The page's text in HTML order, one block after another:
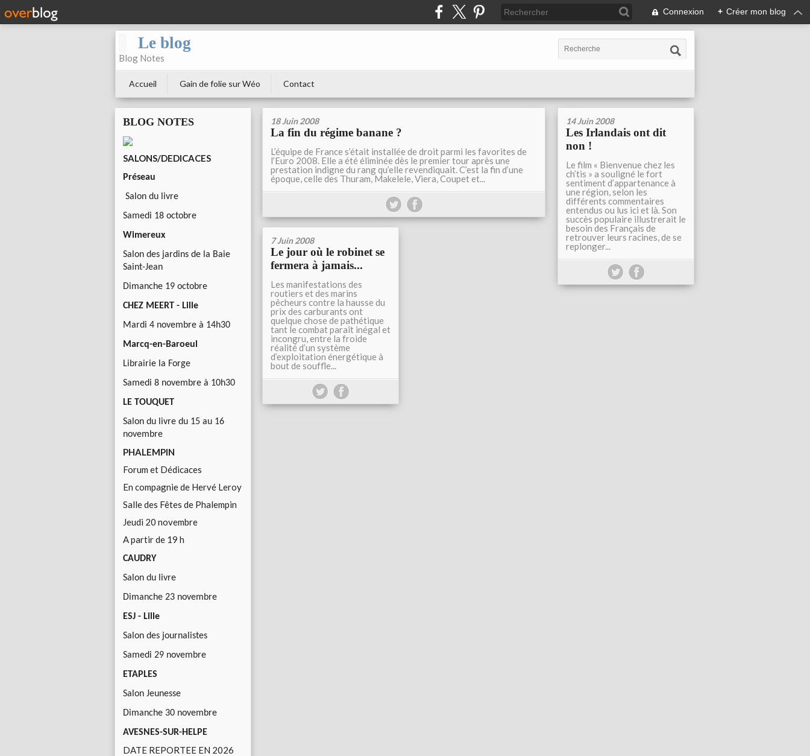
Connexion + Créer mon blog
Le blog
Blog Notes
Accueil Gain de folie sur Wéo Contact
BLOG NOTES
SALONS/DEDICACES
Préseau
Salon du livre
Samedi 18 octobre
Wimereux
Salon des jardins de la Baie
Saint-Jean
Dimanche 19 octobre
CHEZ MEERT - Lille
Mardi 4 novembre à 14h30
Marcq-en-Baroeul
Librairie la Forge
Samedi 8 novembre à 10h30
LE TOUQUET
Salon du livre du 15 au 16
novembre
PHALEMPIN
Forum et Dédicaces
En compagnie de Hervé Leroy
Salle des Fêtes de Phalempin
Jeudi 20 novembre
A partir de 19 h
CAUDRY
Salon du livre
Dimanche 23 novembre
ESJ - Lille
Salon des journalistes
Samedi 29 novembre
ETAPLES
Salon Jeunesse
Dimanche 30 novembre
AVESNES-SUR-HELPE
DATE REPORTEE EN 2026
18 Juin 2008
La fin du régime banane ?
L’équipe de France s’était installée de droit parmi les favorites de
l’Euro 2008. Elle a été éliminée dès le premier tour après une
prestation indigne du rang qu’elle revendiquait. C’est la fin d’une
époque, celle des Thuram, Makelele, Viera, Coupet et...
14 Juin 2008
Les Irlandais ont dit
non !
Le film « Bienvenue chez les
ch’tis » a souligné le fort
sentiment d’appartenance à
une région, selon les
différents commentaires
entendus ou lus ici et là. Son
succès populaire illustrerait le
besoin des Français de
retrouver leurs racines, de se
replonger...
7 Juin 2008
Le jour où le robinet se
fermera à jamais...
Les manifestations des
routiers et des marins
pêcheurs contre la hausse du
prix des carburants ont
quelque chose de pathétique
tant le combat paraît inégal et
incongru, entre la froide
réalité d’un système
d’exploitation énergétique à
bout de souffle...